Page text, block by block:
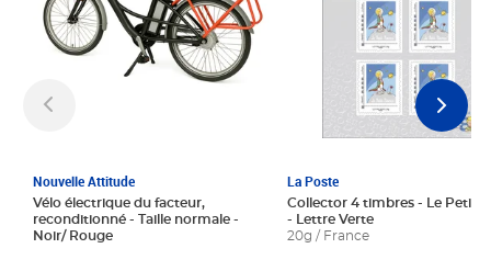
Nouvelle Attitude
Vélo électrique du facteur,
reconditionné - Taille normale -
Noir/ Rouge
La Poste
Collector 4 timbres - Le Petit
- Lettre Verte
20g / France